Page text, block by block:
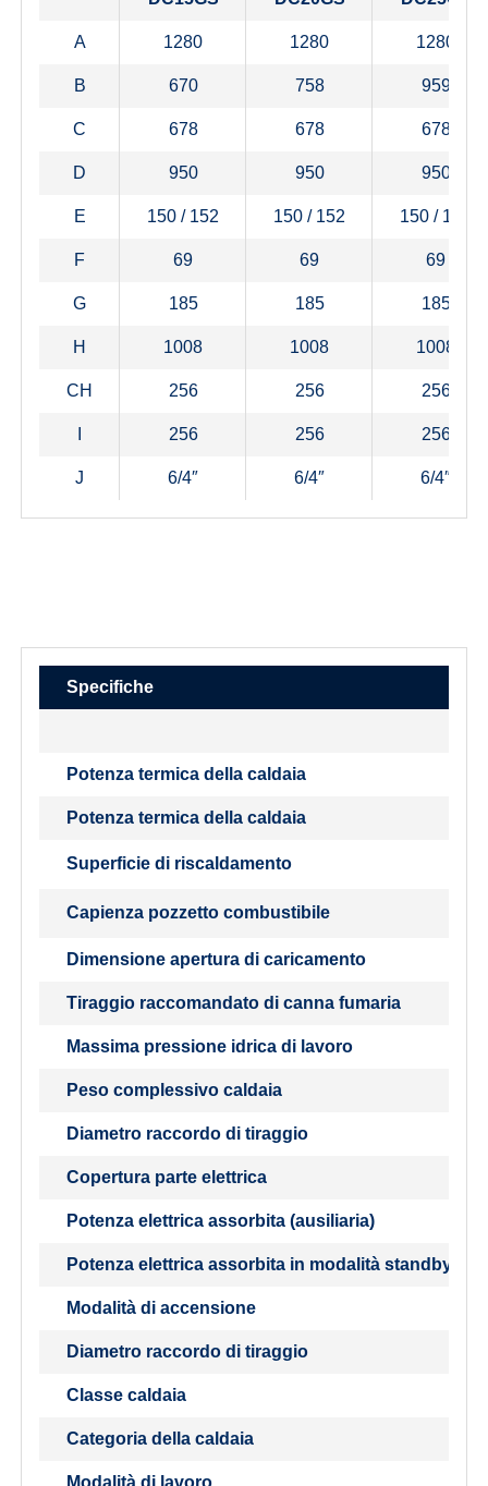
A 1280 1280 1280
B 670 758 959
C 678 678 678
D 950 950 950
E 150 / 152 150 / 152 150 / 152
F 69 69 69
G 185 185 185
H 1008 1008 1008
CH 256 256 256
256 256 256
J 6/4″ 6/4″ 6/4″
Specifiche
Potenza termica della caldaia
Potenza termica della caldaia
Superficie di riscaldamento
Capienza pozzetto combustibile
Dimensione apertura di caricamento
Tiraggio raccomandato di canna fumaria
Massima pressione idrica di lavoro
Peso complessivo caldaia
Diametro raccordo di tiraggio
Copertura parte elettrica
Potenza elettrica assorbita (ausiliaria)
Potenza elettrica assorbita in modalità standby
Modalità di accensione
Diametro raccordo di tiraggio
Classe caldaia
Categoria della caldaia
Modalità di lavoro